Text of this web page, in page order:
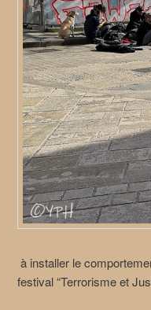
à installer le
festival “Terrorisme et